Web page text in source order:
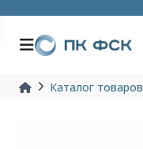
Каталог товаров